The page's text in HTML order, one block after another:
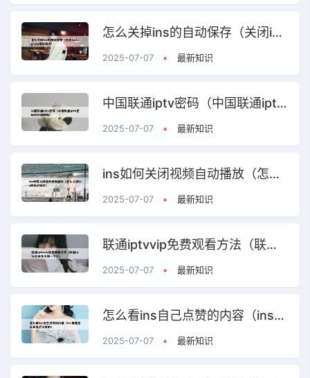
怎么关掉ins的自动保存（关闭instagram保存照片）
2025-07-07 • 最新知识
中国联通iptv密码（中国联通iptv密码可以修改吗）
2025-07-07 • 最新知识
ins如何关闭视频自动播放（怎么关掉ins的自动保存）
2025-07-07 • 最新知识
联通iptvvip免费观看方法（联通iptv会员多少钱一个月）
2025-07-07 • 最新知识
怎么看ins自己点赞的内容（ins里面怎么看自己点赞的）
2025-07-07 • 最新知识